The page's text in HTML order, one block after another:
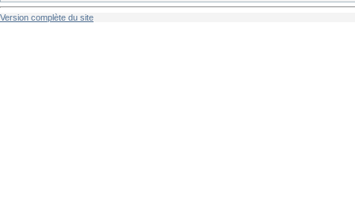
Version complète du site